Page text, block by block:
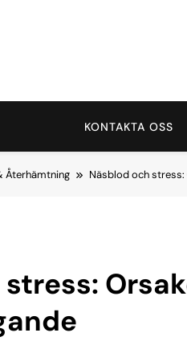
KONTAKTA OSS
Återhämtning Näsblod och stress: